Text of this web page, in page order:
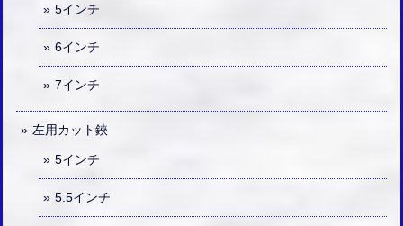
5インチ
6インチ
7インチ
左用カット鋏
5インチ
5.5インチ